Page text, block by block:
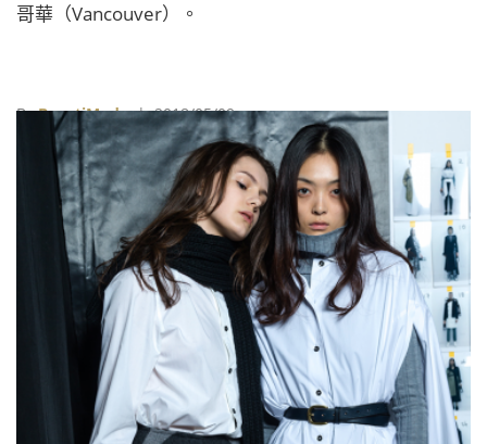
哥華（Vancouver）。
ByBeautiMode| 2018/05/09